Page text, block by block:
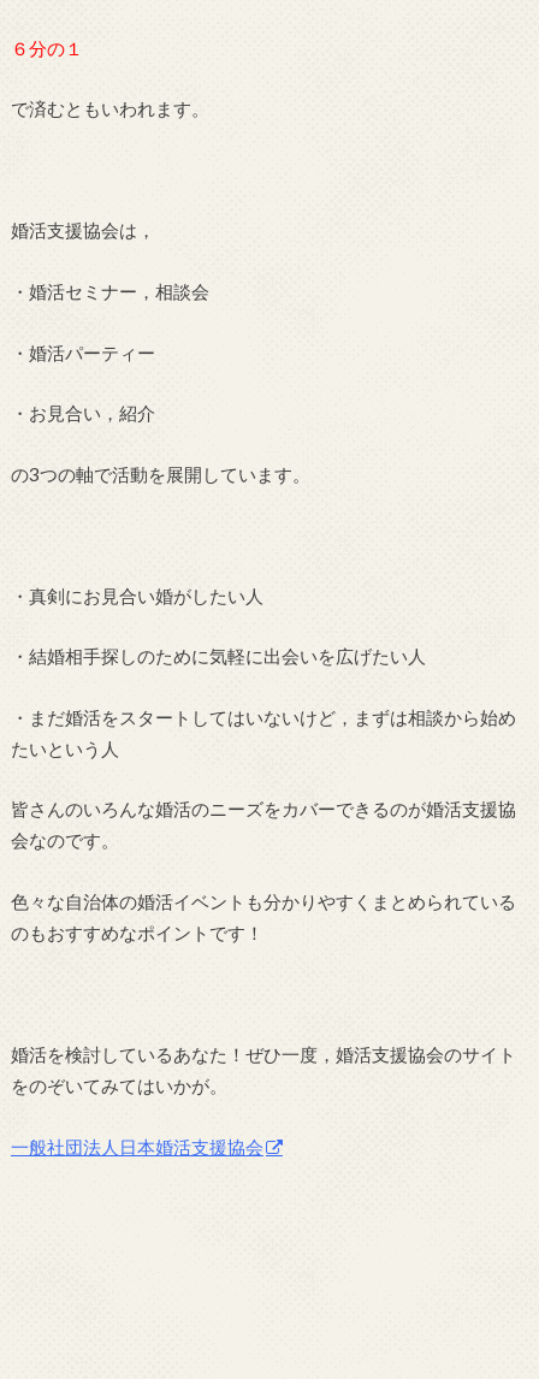
６分の１
で済むともいわれます。
婚活支援協会は，
・婚活セミナー，相談会
・婚活パーティー
・お見合い，紹介
の3つの軸で活動を展開しています。
・真剣にお見合い婚がしたい人
・結婚相手探しのために気軽に出会いを広げたい人
・まだ婚活をスタートしてはいないけど，まずは相談から始め
たいという人
皆さんのいろんな婚活のニーズをカバーできるのが婚活支援協
会なのです。
色々な自治体の婚活イベントも分かりやすくまとめられている
のもおすすめなポイントです！
婚活を検討しているあなた！ぜひ一度，婚活支援協会のサイト
をのぞいてみてはいかが。
一般社団法人日本婚活支援協会